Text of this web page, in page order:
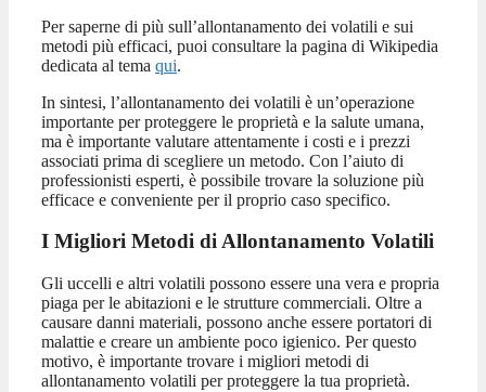
Per saperne di più sull’allontanamento dei volatili e sui
metodi più efficaci, puoi consultare la pagina di Wikipedia
dedicata al tema qui.
In sintesi, l’allontanamento dei volatili è un’operazione
importante per proteggere le proprietà e la salute umana,
ma è importante valutare attentamente i costi e i prezzi
associati prima di scegliere un metodo. Con l’aiuto di
professionisti esperti, è possibile trovare la soluzione più
efficace e conveniente per il proprio caso specifico.
I Migliori Metodi di Allontanamento Volatili
Gli uccelli e altri volatili possono essere una vera e propria
piaga per le abitazioni e le strutture commerciali. Oltre a
causare danni materiali, possono anche essere portatori di
malattie e creare un ambiente poco igienico. Per questo
motivo, è importante trovare i migliori metodi di
allontanamento volatili per proteggere la tua proprietà.